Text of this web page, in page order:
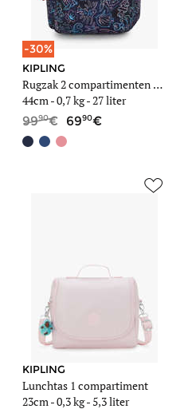
-30%
KIPLING
Rugzak 2 compartimenten met 15" laptopvak
44cm -0,7 kg- 27 liter
9990 6990
KIPLING
Lunchtas 1 compartiment
23cm -0,3 kg- 5,3 liter